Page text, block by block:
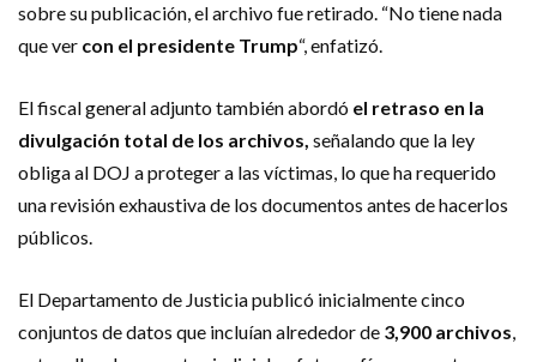
sobre su publicación, el archivo fue retirado. “No tiene nada
que ver con el presidente Trump“, enfatizó.
El fiscal general adjunto también abordó el retraso en la
divulgación total de los archivos, señalando que la ley
obliga al DOJ a proteger a las víctimas, lo que ha requerido
una revisión exhaustiva de los documentos antes de hacerlos
públicos.
El Departamento de Justicia publicó inicialmente cinco
conjuntos de datos que incluían alrededor de 3,900 archivos,